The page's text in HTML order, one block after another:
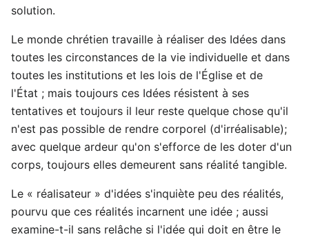
solution.
Le monde chrétien travaille à réaliser des Idées dans
toutes les circonstances de la vie individuelle et dans
toutes les institutions et les lois de l'Église et de
l'État ; mais toujours ces Idées résistent à ses
tentatives et toujours il leur reste quelque chose qu'il
n'est pas possible de rendre corporel (d'irréalisable);
avec quelque ardeur qu'on s'efforce de les doter d'un
corps, toujours elles demeurent sans réalité tangible.
Le « réalisateur » d'idées s'inquiète peu des réalités,
pourvu que ces réalités incarnent une idée ; aussi
examine-t-il sans relâche si l'idée qui doit en être le